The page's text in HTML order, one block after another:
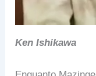
Ken Ishikawa